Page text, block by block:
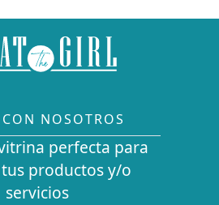
NOSOTROS
perfecta para
productos y/o
servicios